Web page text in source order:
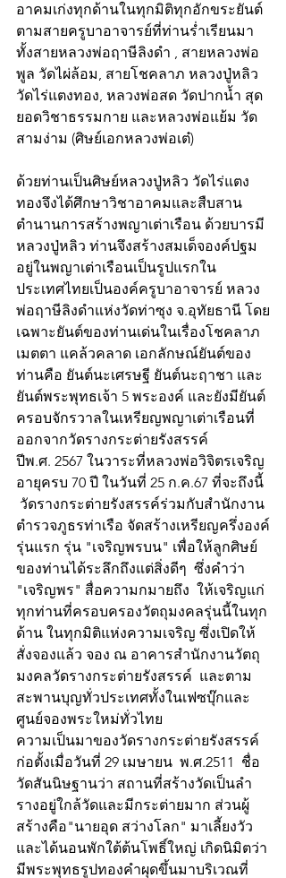
อาคมเก่งทุกด้านในทุกมิติทุกอักขระยันต์
ตามสายครูบาอาจารย์ที่ท่านร่ำเรียนมา
ทั้งสายหลวงพ่อฤาษีลิงดำ , สายหลวงพ่อ
พูล วัดไผ่ล้อม, สายโชคลาภ หลวงปู่หลิว
วัดไร่แตงทอง, หลวงพ่อสด วัดปากน้ำ สุด
ยอดวิชาธรรมกาย และหลวงพ่อแย้ม วัด
สามง่าม (ศิษย์เอกหลวงพ่อเต๋)
ด้วยท่านเป็นศิษย์หลวงปู่หลิว วัดไร่แตง
ทองจึงได้ศึกษาวิชาอาคมและสืบสาน
ตำนานการสร้างพญาเต่าเรือน ด้วยบารมี
หลวงปู่หลิว ท่านจึงสร้างสมเด็จองค์ปฐม
อยู่ในพญาเต่าเรือนเป็นรูปแรกใน
ประเทศไทยเป็นองค์ครูบาอาจารย์ หลวง
พ่อฤาษีลิงดำแห่งวัดท่าซุง จ.อุทัยธานี โดย
เฉพาะยันต์ของท่านเด่นในเรื่องโชคลาภ
เมตตา แคล้วคลาด เอกลักษณ์ยันต์ของ
ท่านคือ ยันต์นะเศรษฐี ยันต์นะฤาชา และ
ยันต์พระพุทธเจ้า 5 พระองค์ และยังมียันต์
ครอบจักรวาลในเหรียญพญาเต่าเรือนที่
ออกจากวัดรางกระต่ายรังสรรค์
ปีพ.ศ. 2567 ในวาระที่หลวงพ่อวิจิตรเจริญ
อายุครบ 70 ปี ในวันที่ 25 ก.ค.67 ที่จะถึงนี้
วัดรางกระต่ายรังสรรค์ร่วมกับสำนักงาน
ตำรวจภูธรท่าเรือ จัดสร้างเหรียญครึ่งองค์
รุ่นแรก รุ่น "เจริญพรบน" เพื่อให้ลูกศิษย์
ของท่านได้ระลึกถึงแต่สิ่งดีๆ  ซึ่งคำว่า
"เจริญพร" สื่อความกมายถึง  ให้เจริญแก่
ทุกท่านที่ครอบครองวัตถุมงคลรุ่นนี้ในทุก
ด้าน ในทุกมิติแห่งความเจริญ ซึ่งเปิดให้
สั่งจองแล้ว จอง ณ อาคารสำนักงานวัตถุ
มงคลวัดรางกระต่ายรังสรรค์  และตาม
สะพานบุญทั่วประเทศทั้งในเฟซบุ๊กและ
ศูนย์จองพระใหม่ทั่วไทย
ความเป็นมาของวัดรางกระต่ายรังสรรค์
ก่อตั้งเมื่อวันที่ 29 เมษายน  พ.ศ.2511  ชื่อ
วัดสันนิษฐานว่า สถานที่สร้างวัดเป็นลำ
รางอยู่ใกล้วัดและมีกระต่ายมาก ส่วนผู้
สร้างคือ"นายอุด สว่างโลก" มาเลี้ยงวัว
และได้นอนพักใต้ต้นโพธิ์ใหญ่ เกิดนิมิตว่า
มีพระพุทธรูปทองคำผุดขึ้นมาบริเวณที่